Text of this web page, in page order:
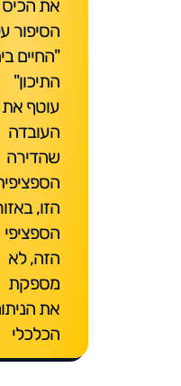
את
הסיפור
"החיים
התיכון"
עוטף את
העובדה
שהדירה
הזו,
הספציפי
הזה, לא
מספקת
את
הכלכלי